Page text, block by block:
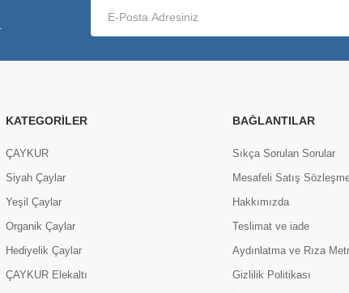
KATEGORILER
ÇAYKUR
Siyah Çaylar
Yeşil Çaylar
Organik Çaylar
Hediyelik Çaylar
ÇAYKUR Elekaltı
BAĞLANTILAR
Sıkça Sorulan Sorular
Mesafeli Satış
Hakkımızda
Teslimat ve iade
Aydınlatma ve Rıza
Gizlilik Politikası